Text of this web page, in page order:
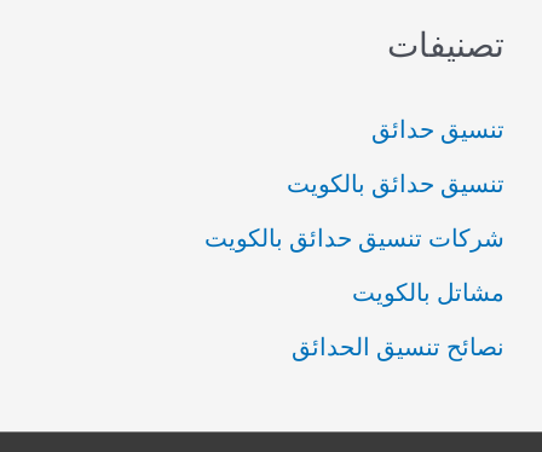
تصنيفات
تنسيق حدائق
تنسيق حدائق بالكويت
شركات تنسيق حدائق بالكويت
مشاتل بالكويت
نصائح تنسيق الحدائق